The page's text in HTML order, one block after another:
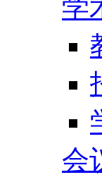
学
会